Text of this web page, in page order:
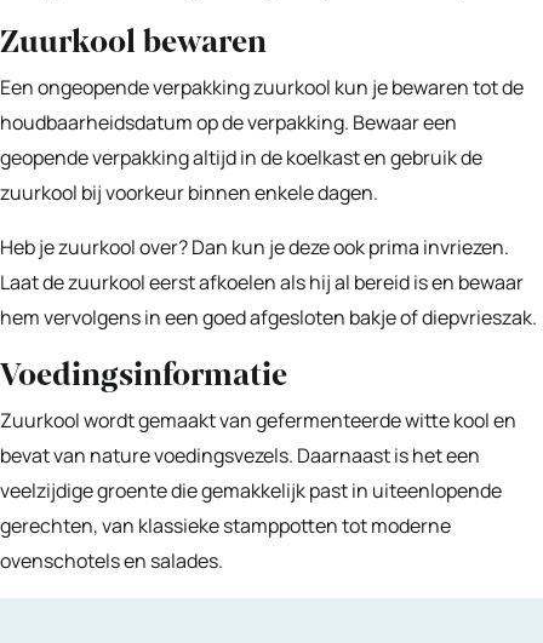
Zuurkool bewaren
Een ongeopende verpakking zuurkool kun je bewaren tot de
houdbaarheidsdatum op de verpakking. Bewaar een
geopende verpakking altijd in de koelkast en gebruik de
zuurkool bij voorkeur binnen enkele dagen.
Heb je zuurkool over? Dan kun je deze ook prima invriezen.
Laat de zuurkool eerst afkoelen als hij al bereid is en bewaar
hem vervolgens in een goed afgesloten bakje of diepvrieszak.
Voedingsinformatie
Zuurkool wordt gemaakt van gefermenteerde witte kool en
bevat van nature voedingsvezels. Daarnaast is het een
veelzijdige groente die gemakkelijk past in uiteenlopende
gerechten, van klassieke stamppotten tot moderne
ovenschotels en salades.